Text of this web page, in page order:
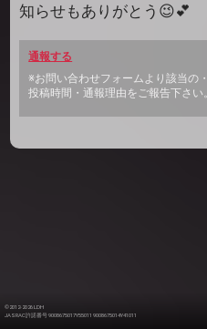
知らせもありがとう😉💕
通報する
※お問い合わせフォームより該当の
投稿時間・通報理由をご報告下さい
©2012-2026 LDH
JASRAC許諾番号 9008675017Y55011 9008675014Y41011